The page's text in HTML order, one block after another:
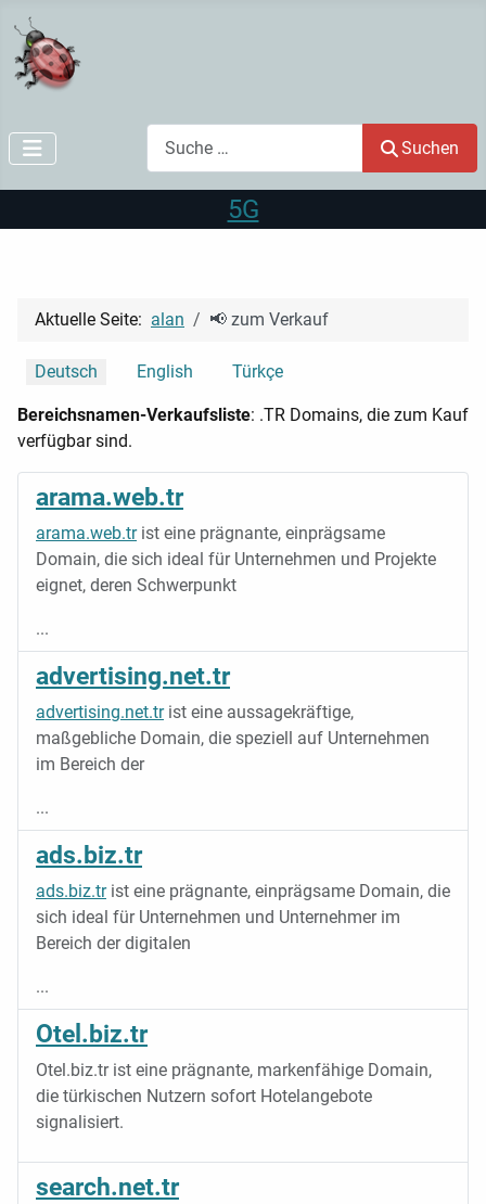
Suchen
5G
Aktuelle Seite: alan 📢 zum Verkauf
Sprache auswählen
Deutsch English Türkçe
Bereichsnamen-Verkaufsliste: .TR Domains, die zum Kauf
verfügbar sind.
arama.web.tr
arama.web.trist eine prägnante, einprägsame
Domain, die sich ideal für Unternehmen und Projekte
eignet, deren Schwerpunkt
...
advertising.net.tr
advertising.net.trist eine aussagekräftige,
maßgebliche Domain, die speziell auf Unternehmen
im Bereich der
...
ads.biz.tr
ads.biz.trist eine prägnante, einprägsame Domain, die
sich ideal für Unternehmen und Unternehmer im
Bereich der digitalen
...
Otel.biz.tr
Otel.biz.tr ist eine prägnante, markenfähige Domain,
die türkischen Nutzern sofort Hotelangebote
signalisiert.
search.net.tr